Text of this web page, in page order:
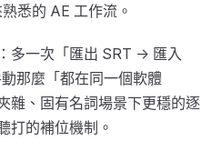
悉的 AE 工作流。
多一次「匯出 SRT → 匯入
那麼「都在同一個軟體
雜、固有名詞場景下更穩的逐
打的補位機制。